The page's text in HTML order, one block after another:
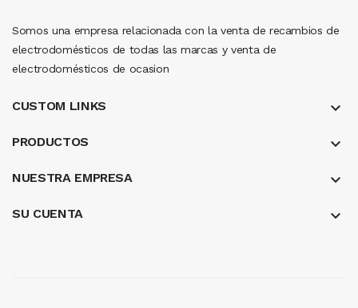
Somos una empresa relacionada con la venta de recambios de
electrodomésticos de todas las marcas y venta de
electrodomésticos de ocasion
CUSTOM LINKS keyboard_arrow_down
PRODUCTOS keyboard_arrow_down
NUESTRA EMPRESA keyboard_arrow_down
SU CUENTA 